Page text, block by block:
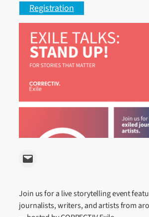
Registration
Email this Page
Join us for a live storytelling event
journalists, writers, and artists from